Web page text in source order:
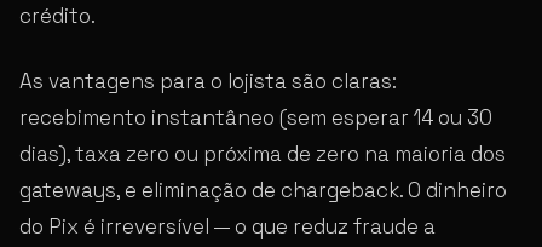
crédito.
As vantagens para o lojista são claras:
recebimento instantâneo (sem esperar 14 ou 30
dias), taxa zero ou próxima de zero na maioria dos
gateways, e eliminação de chargeback. O dinheiro
do Pix é irreversível — o que reduz fraude a